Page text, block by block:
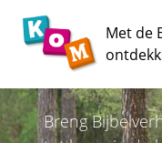
Met de
Breng